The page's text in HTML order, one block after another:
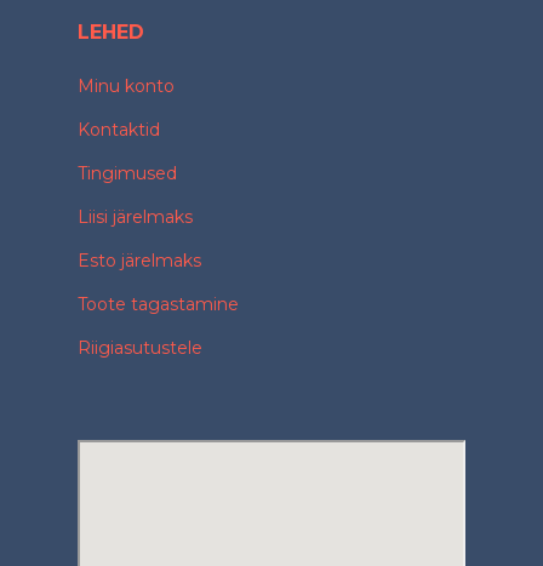
LEHED
Minu konto
Kontaktid
Tingimused
Liisi järelmaks
Esto järelmaks
Toote tagastamine
Riigiasutustele